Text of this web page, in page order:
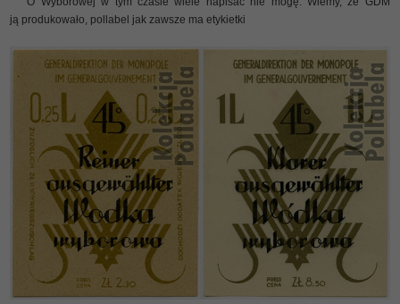
ją produkowało, pollabel jak zawsze ma etykietki